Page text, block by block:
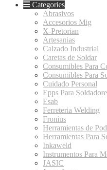
Categories
Abrasivos
Accesorios Mig
X-Pretorian
Artesanias
Calzado Industrial
Caretas de Soldar
Consumibles Para
Consumibles Para
Cuidado Personal
Epps Para
Esab
Ferreteria Welding
Fronius
Herramientas de
Herramientas Para
Inkaweld
Instrumentos Para
JASIC